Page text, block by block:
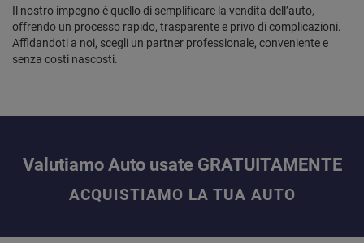
Il nostro impegno è quello di semplificare la vendita dell’auto,
offrendo un processo rapido, trasparente e privo di complicazioni.
Affidandoti a noi, scegli un partner professionale, conveniente e
senza costi nascosti.
Valutiamo Auto usate GRATUITAMENTE
ACQUISTIAMO LA TUA AUTO